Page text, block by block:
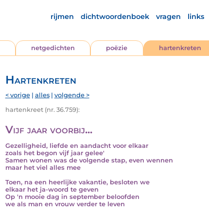
rijmen dichtwoordenboek vragen links
netgedichten poëzie hartenkreten
Hartenkreten
< vorige| alles| volgende >
hartenkreet (nr. 36.759):
Vijf jaar voorbij...
Gezelligheid, liefde en aandacht voor elkaar
zoals het begon vijf jaar gelee'
Samen wonen was de volgende stap, even wennen
maar het viel alles mee
Toen, na een heerlijke vakantie, besloten we
elkaar het ja-woord te geven
Op 'n mooie dag in september beloofden
we als man en vrouw verder te leven